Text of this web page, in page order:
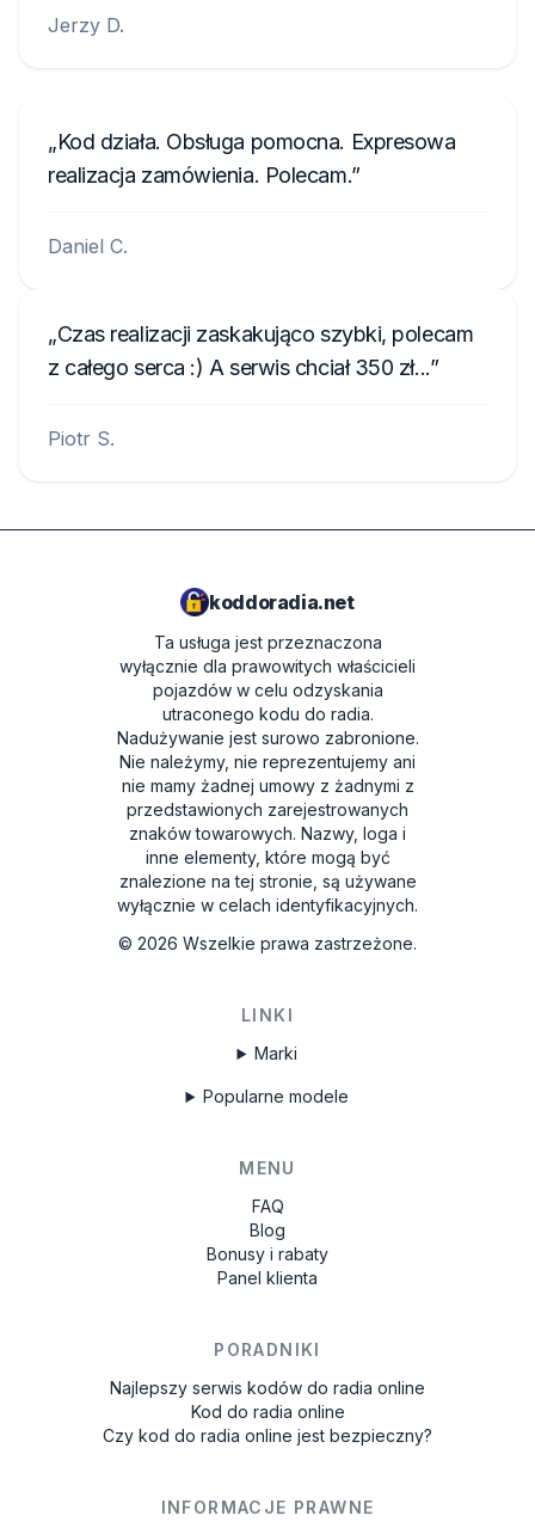
Jerzy D.
Kod działa. Obsługa pomocna. Expresowa
realizacja zamówienia. Polecam.
Daniel C.
Czas realizacji zaskakująco szybki, polecam
z całego serca :) A serwis chciał 350 zł...
Piotr S.
koddoradia.net
Ta usługa jest przeznaczona
wyłącznie dla prawowitych właścicieli
pojazdów w celu odzyskania
utraconego kodu do radia.
Nadużywanie jest surowo zabronione.
Nie należymy, nie reprezentujemy ani
nie mamy żadnej umowy z żadnymi z
przedstawionych zarejestrowanych
znaków towarowych. Nazwy, loga i
inne elementy, które mogą być
znalezione na tej stronie, są używane
wyłącznie w celach identyfikacyjnych.
© 2026 Wszelkie prawa zastrzeżone.
LINKI
Marki
Popularne modele
MENU
FAQ
Blog
Bonusy i rabaty
Panel klienta
PORADNIKI
Najlepszy serwis kodów do radia online
Kod do radia online
Czy kod do radia online jest bezpieczny?
INFORMACJE PRAWNE